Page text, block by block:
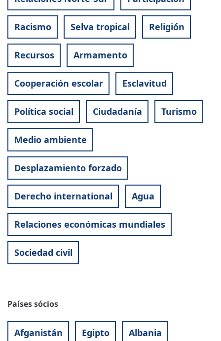
Racismo Selva tropical Religión
Recursos Armamento
Cooperación escolar Esclavitud
Política social Ciudadanía Turismo
Medio ambiente
Desplazamiento forzado
Derecho international Agua
Relaciones económicas mundiales
Sociedad civil
Países sócios
Afganistán Egipto Albania